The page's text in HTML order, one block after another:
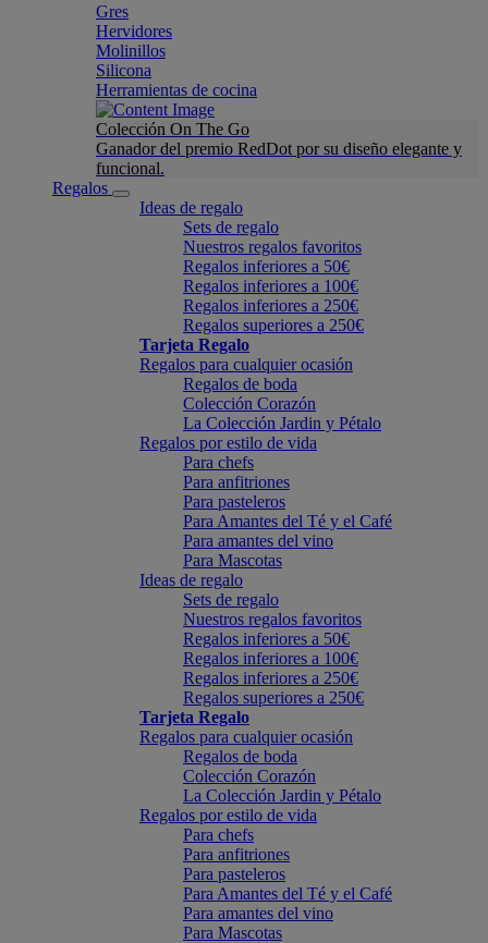
Gres
Hervidores
Molinillos
Silicona
Herramientas de cocina
Colección On The Go
Ganador del premio RedDot por su diseño elegante y
funcional.
Regalos
Ideas de regalo
Sets de regalo
Nuestros regalos favoritos
Regalos inferiores a 50€
Regalos inferiores a 100€
Regalos inferiores a 250€
Regalos superiores a 250€
Tarjeta Regalo
Regalos para cualquier ocasión
Regalos de boda
Colección Corazón
La Colección Jardin y Pétalo
Regalos por estilo de vida
Para chefs
Para anfitriones
Para pasteleros
Para Amantes del Té y el Café
Para amantes del vino
Para Mascotas
Ideas de regalo
Sets de regalo
Nuestros regalos favoritos
Regalos inferiores a 50€
Regalos inferiores a 100€
Regalos inferiores a 250€
Regalos superiores a 250€
Tarjeta Regalo
Regalos para cualquier ocasión
Regalos de boda
Colección Corazón
La Colección Jardin y Pétalo
Regalos por estilo de vida
Para chefs
Para anfitriones
Para pasteleros
Para Amantes del Té y el Café
Para amantes del vino
Para Mascotas